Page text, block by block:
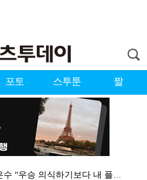
포토 스투툰 짤
'첫 승 도전' 장은수 "우승 의식하기보다 내 플레이에…